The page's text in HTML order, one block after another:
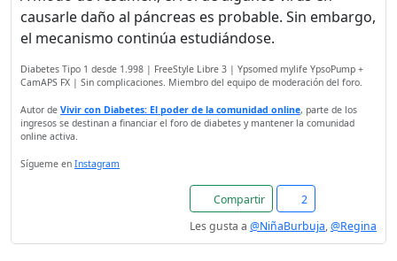
causarle daño al páncreas es probable. Sin embargo,
el mecanismo continúa estudiándose.
Diabetes Tipo 1 desde 1.998 | FreeStyle Libre 3 | Ypsomed mylife YpsoPump +
CamAPS FX | Sin complicaciones. Miembro del equipo de moderación del foro.
Autor de Vivir con Diabetes: El poder de la comunidad online, parte de los
ingresos se destinan a financiar el foro de diabetes y mantener la comunidad
online activa.
Sígueme en Instagram
Compartir
2
Les gusta a @NiñaBurbuja,@Regina
publicidad
El registro es
Los usuarios registrados
pueden participar en la
comunidad y navegar por el
Rechazar
Aceptar